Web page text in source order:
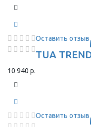
Оставить отзыв
TUA
10 940 р.
Оставить отзыв